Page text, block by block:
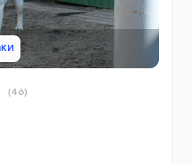
(46)